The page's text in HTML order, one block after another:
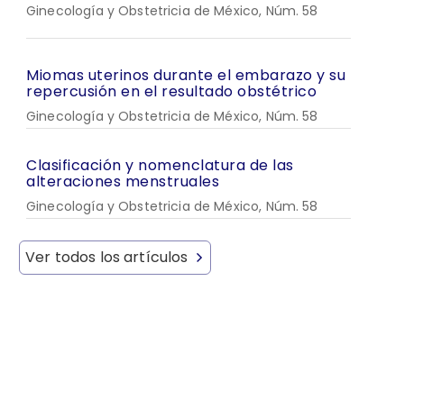
Ginecología y Obstetricia de México, Núm. 58
Miomas uterinos durante el embarazo y su
repercusión en el resultado obstétrico
Ginecología y Obstetricia de México, Núm. 58
Clasificación y nomenclatura de las
alteraciones menstruales
Ginecología y Obstetricia de México, Núm. 58
Ver todos los artículos